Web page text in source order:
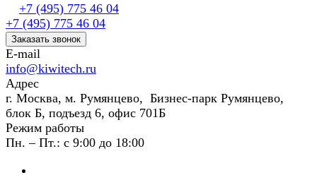
+7 (495) 775 46 04
+7 (495) 775 46 04
Заказать звонок
E-mail
info@kiwitech.ru
Адрес
г. Москва, м. Румянцево, Бизнес-парк Румянцево,
блок Б, подъезд 6, офис 701Б
Режим работы
Пн. – Пт.: с 9:00 до 18:00